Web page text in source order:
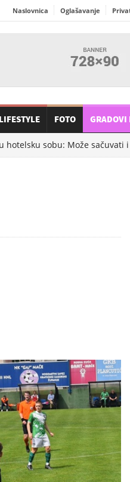
Naslovnica Oglašavanje
LIFESTYLE FOTO GRADOVI
sobu: Može sačuvati i